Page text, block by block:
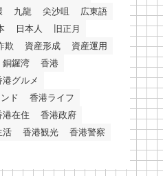
九龍 尖沙咀
広東語
日本人
旧正月
欺 資産形成
資産運用
銅鑼湾
香港
港グルメ
ド
香港ライフ
港在住
香港政府
活 香港観光
香港警察